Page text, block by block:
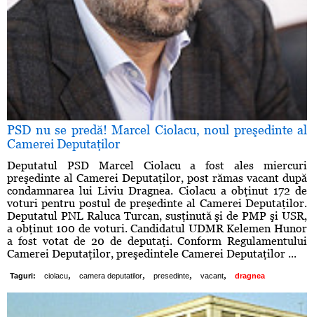
PSD nu se predă! Marcel Ciolacu, noul preşedinte al
Camerei Deputaţilor
Deputatul PSD Marcel Ciolacu a fost ales miercuri
preşedinte al Camerei Deputaţilor, post rămas vacant după
condamnarea lui Liviu Dragnea. Ciolacu a obţinut 172 de
voturi pentru postul de preşedinte al Camerei Deputaţilor.
Deputatul PNL Raluca Turcan, susţinută şi de PMP şi USR,
a obţinut 100 de voturi. Candidatul UDMR Kelemen Hunor
a fost votat de 20 de deputaţi. Conform Regulamentului
Camerei Deputaţilor, preşedintele Camerei Deputaţilor ...
Taguri: ciolacu, camera deputatilor, presedinte, vacant, dragnea